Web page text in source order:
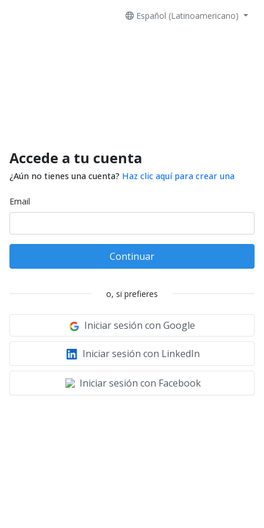
Español (Latinoamericano)
Accede a tu cuenta
¿Aún no tienes una cuenta? Haz clic aquí para crear una
Email
Continuar
o, si prefieres
Iniciar sesión con Google
Iniciar sesión con LinkedIn
Iniciar sesión con Facebook